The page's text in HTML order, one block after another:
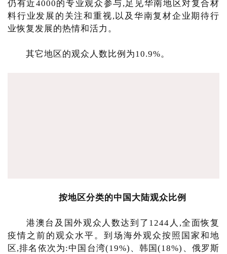
仍有近4000的专业观众参与,足见华南地区对复合材
料行业发展的关注和重视,以及华南复材企业期待行
业恢复发展的热情和活力。
其它地区的观众人数比例为10.9%。
按地区分类的中国大陆观众比例
港澳台及国外观众人数达到了1244人,全面恢复
疫情之前的观众水平。到场海外观众按照国家和地
区,排名依次为:中国台湾(19%)、韩国(18%)、俄罗斯